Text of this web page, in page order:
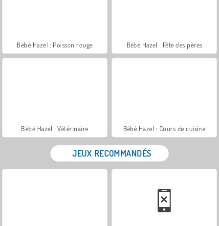
Bébé Hazel : Poisson rouge Bébé Hazel : Fête des pères
Bébé Hazel : Vétérinaire Bébé Hazel : Cours de cuisine
JEUX RECOMMANDÉS